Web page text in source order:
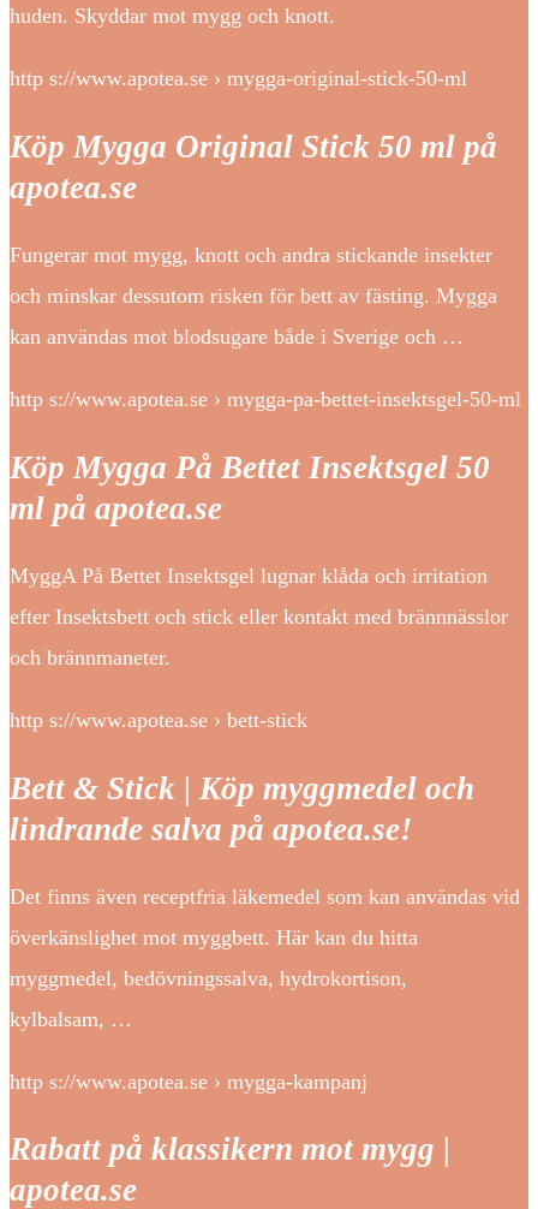
huden. Skyddar mot mygg och knott.
http s://www.apotea.se › mygga-original-stick-50-ml
Köp Mygga Original Stick 50 ml på
apotea.se
Fungerar mot mygg, knott och andra stickande insekter
och minskar dessutom risken för bett av fästing. Mygga
kan användas mot blodsugare både i Sverige och …
http s://www.apotea.se › mygga-pa-bettet-insektsgel-50-ml
Köp Mygga På Bettet Insektsgel 50
ml på apotea.se
MyggA På Bettet Insektsgel lugnar klåda och irritation
efter Insektsbett och stick eller kontakt med brännnässlor
och brännmaneter.
http s://www.apotea.se › bett-stick
Bett & Stick | Köp myggmedel och
lindrande salva på apotea.se!
Det finns även receptfria läkemedel som kan användas vid
överkänslighet mot myggbett. Här kan du hitta
myggmedel, bedövningssalva, hydrokortison,
kylbalsam, …
http s://www.apotea.se › mygga-kampanj
Rabatt på klassikern mot mygg |
apotea.se